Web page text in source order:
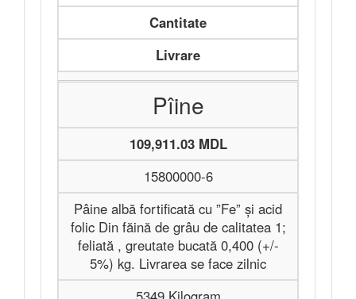
Cantitate
Livrare
Pîine
109,911.03 MDL
15800000-6
Pâine albă fortificată cu ”Fe” și acid
folic Din făină de grâu de calitatea 1;
feliată , greutate bucată 0,400 (+/-
5%) kg. Livrarea se face zilnic